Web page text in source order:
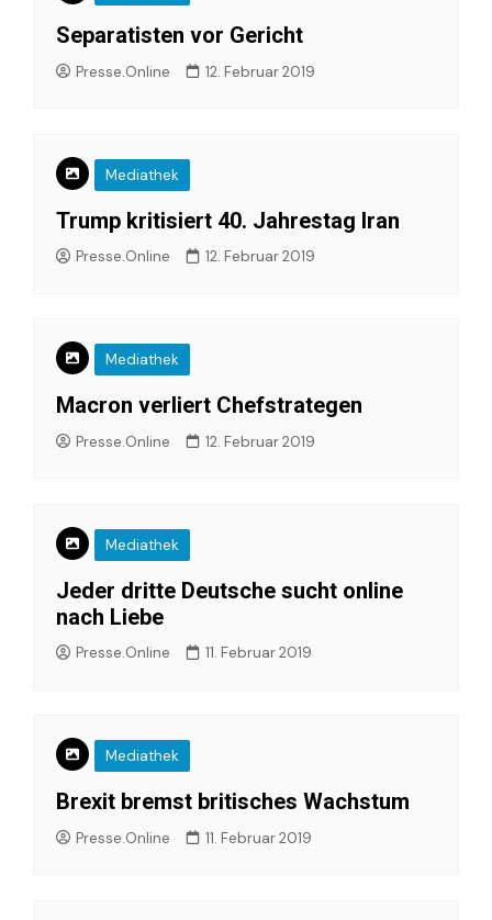
Separatisten vor Gericht
Presse.Online 12. Februar 2019
Mediathek
Trump kritisiert 40. Jahrestag Iran
Presse.Online 12. Februar 2019
Mediathek
Macron verliert Chefstrategen
Presse.Online 12. Februar 2019
Mediathek
Jeder dritte Deutsche sucht online
nach Liebe
Presse.Online 11. Februar 2019
Mediathek
Brexit bremst britisches Wachstum
Presse.Online 11. Februar 2019